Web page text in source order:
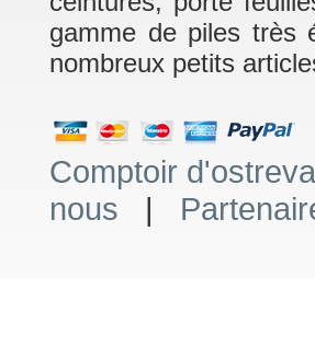
gamme de piles très
nombreux petits
Comptoir
nous |